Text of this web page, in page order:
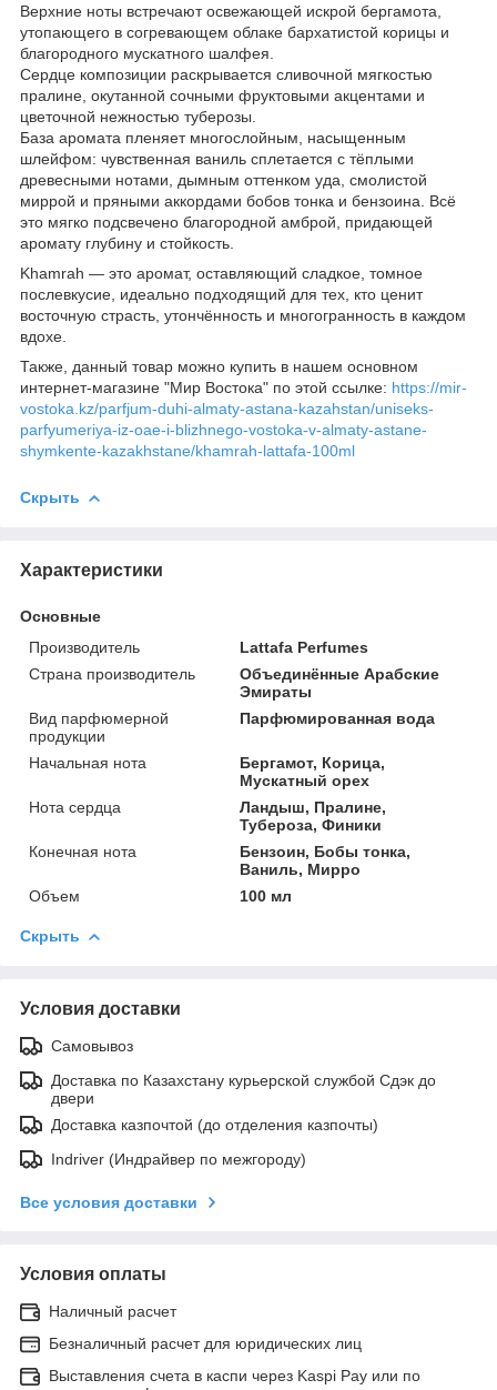
Верхние ноты встречают освежающей искрой бергамота,
утопающего в согревающем облаке бархатистой корицы и
благородного мускатного шалфея.
Сердце композиции раскрывается сливочной мягкостью
пралине, окутанной сочными фруктовыми акцентами и
цветочной нежностью туберозы.
База аромата пленяет многослойным, насыщенным
шлейфом: чувственная ваниль сплетается с тёплыми
древесными нотами, дымным оттенком уда, смолистой
миррой и пряными аккордами бобов тонка и бензоина. Всё
это мягко подсвечено благородной амброй, придающей
аромату глубину и стойкость.
Khamrah — это аромат, оставляющий сладкое, томное
послевкусие, идеально подходящий для тех, кто ценит
восточную страсть, утончённость и многогранность в каждом
вдохе.
Также, данный товар можно купить в нашем основном
интернет-магазине "Мир Востока" по этой ссылке: https://mir-
vostoka.kz/parfjum-duhi-almaty-astana-kazahstan/uniseks-
parfyumeriya-iz-oae-i-blizhnego-vostoka-v-almaty-astane-
shymkente-kazakhstane/khamrah-lattafa-100ml
Скрыть
Характеристики
Основные
Производитель
Lattafa Perfumes
Страна производитель
Объединённые Арабские
Эмираты
Вид парфюмерной
продукции
Парфюмированная вода
Начальная нота
Бергамот, Корица,
Мускатный орех
Нота сердца
Ландыш, Пралине,
Тубероза, Финики
Конечная нота
Бензоин, Бобы тонка,
Ваниль, Мирро
Объем
100 мл
Скрыть
Условия доставки
Самовывоз
Доставка по Казахстану курьерской службой Сдэк до
двери
Доставка казпочтой (до отделения казпочты)
Indriver (Индрайвер по межгороду)
Все условия доставки
Условия оплаты
Наличный расчет
Безналичный расчет для юридических лиц
Выставления счета в каспи через Kaspi Pay или по